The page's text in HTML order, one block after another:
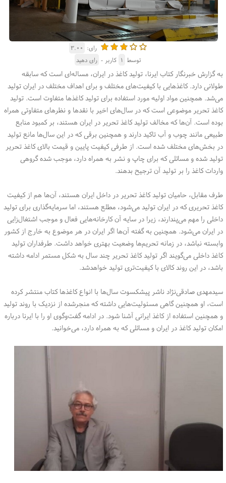
رای: ۳.۰۰
توسط ۱ کاربر - رای دهید
به گزارش خبرنگار کتاب ایرنا، تولید کاغذ در ایران، مساله‌ای است که سابقه
طولانی دارد. کاغذهایی با کیفیت‌های مختلف و برای اهداف مختلف در ایران تولید
می‌شد. همچنین مواد اولیه مورد استفاده برای تولید کاغذها متفاوت است. تولید
کاغذ تحریر موضوعی است که در سال‌های اخیر با نقدها و نظرهای متفاوتی همراه
بوده است. آن‌ها که مخالف تولید کاغذ تحریر در ایران هستند، بر کمبود منابع
طبیعی مانند چوب و آب تاکید دارند و همچنین برقی که در این سال‌ها مانع تولید
در بخش‌های مختلف شده است. از طرفی کیفیت پایین و قیمت بالای کاغذ تحریر
تولید شده و مسائلی که برای چاپ و نشر به همراه دارد، موجب شده گروهی
واردات کاغذ را بر تولید آن ترجیح بدهند.
طرف مقابل، حامیان تولید کاغذ تحریر در داخل ایران هستند، آن‌ها هم از کیفیت
کاغذ تحریری که در ایران تولید می‌شود، مطلع هستند، اما سرمایه‌گذاری برای تولید
داخلی را مهم می‌پندارند، زیرا در سایه آن کارخانه‌هایی فعال و موجب اشتغال‌زایی
در ایران می‌شود. همچنین به گفته آن‌ها اگر ایران در هر موضوع به خارج از کشور
وابسته نباشد، در زمانه تحریم‌ها وضعیت بهتری خواهد داشت. طرفداران تولید
کاغذ داخلی می‌گویند اگر تولید کاغذ تحریر چند سال به شکل مستمر ادامه داشته
باشد، در این روند کالای با کیفیت‌تری تولید خواهدشد.
سیدمهدی صادقی‌نژاد ناشر پیشکسوت سال‌ها با انواع کاغذها کتاب منتشر کرده
است، او همچنین گاهی مسئولیت‌هایی داشته که منجرشده از نزدیک با روند تولید
و همچنین استفاده از کاغذ ایرانی آشنا شود. در ادامه گفت‌وگوی او را با ایرنا درباره
امکان تولید کاغذ در ایران و مسائلی که به همراه دارد، می‌خوانید.